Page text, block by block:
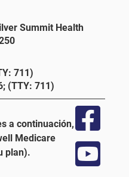
Summit Health
711)
(TTY: 711)
a continuación,
Medicare
plan).